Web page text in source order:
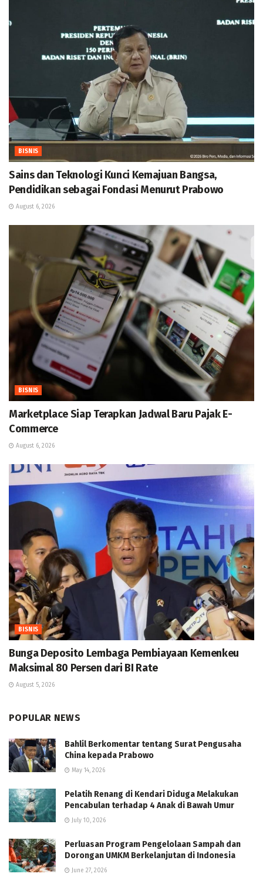
BISNIS
Sains dan Teknologi Kunci Kemajuan Bangsa,
Pendidikan sebagai Fondasi Menurut Prabowo
August 6, 2026
BISNIS
Marketplace Siap Terapkan Jadwal Baru Pajak E-
Commerce
August 6, 2026
BISNIS
Bunga Deposito Lembaga Pembiayaan Kemenkeu
Maksimal 80 Persen dari BI Rate
August 5, 2026
POPULAR NEWS
Bahlil Berkomentar tentang Surat Pengusaha
China kepada Prabowo
May 14, 2026
Pelatih Renang di Kendari Diduga Melakukan
Pencabulan terhadap 4 Anak di Bawah Umur
July 10, 2026
Perluasan Program Pengelolaan Sampah dan
Dorongan UMKM Berkelanjutan di Indonesia
June 27, 2026